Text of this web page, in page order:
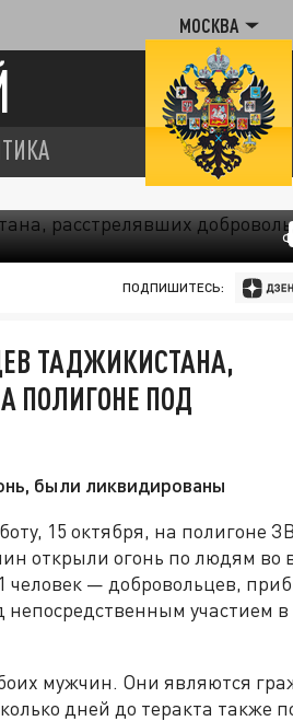
МОСКВА
ПОДПИШИТЕСЬ:
ТАДЖИКИСТАНА,
ПОЛИГОНЕ ПОД
были ликвидированы
15 октября, на полигоне
открыли огонь по людям во
человек — добровольцев,
участием в
мужчин. Они являются
дней до теракта также